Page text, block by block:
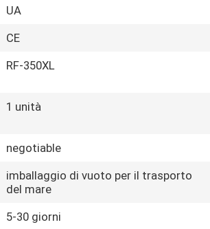
UA
CE
RF-350XL
1 unità
negotiable
imballaggio di vuoto per il trasporto
del mare
5-30 giorni